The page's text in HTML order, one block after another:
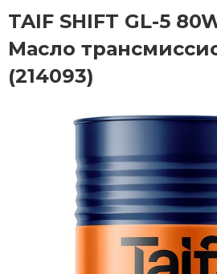
TAIF SHIFT GL-5
Масло
(214093)